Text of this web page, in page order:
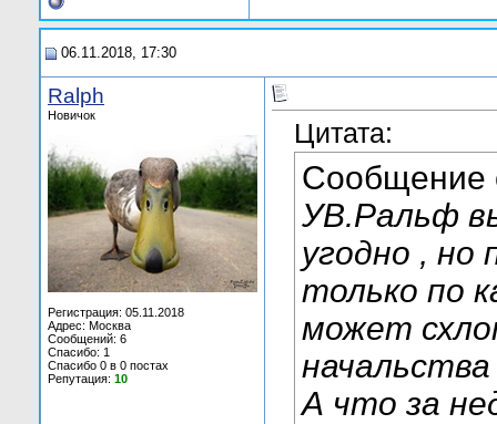
06.11.2018, 17:30
Ralph
Новичок
Регистрация: 05.11.2018
Адрес: Москва
Сообщений: 6
Спасибо: 1
Спасибо 0 в 0 постах
Репутация: 10
Цитата:
Сообщение
УВ.Ральф
угодно , но
только по
может
начальства
А что за